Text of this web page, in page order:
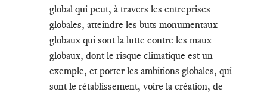
global qui peut, à travers les entreprises
globales, atteindre les buts monumentaux
globaux qui sont la lutte contre les maux
globaux, dont le risque climatique est un
exemple, et porter les ambitions globales, qui
sont le rétablissement, voire la création, de